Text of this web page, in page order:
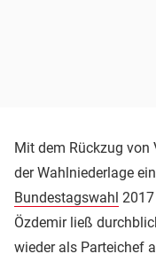
Mit dem Rückzug von
der Wahlniederlage
Bundestagswahl
Özdemir ließ
wieder als Parteichef